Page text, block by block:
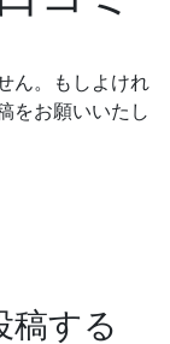
ん。もしよけれ
をお願いいたし
稿する